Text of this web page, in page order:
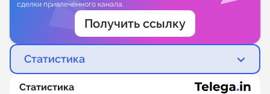
сделки привлечённого канала.
Получить ссылку
Статистика
Статистика